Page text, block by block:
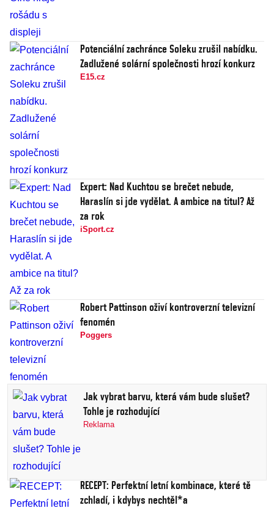
Potenciální zachránce Soleku zrušil nabídku.
Zadlužené solární společnosti hrozí konkurz
E15.cz
Expert: Nad Kuchtou se brečet nebude,
Haraslín si jde vydělat. A ambice na titul? Až
za rok
iSport.cz
Robert Pattinson oživí kontroverzní televizní
fenomén
Poggers
Jak vybrat barvu, která vám bude slušet?
Tohle je rozhodující
Reklama
RECEPT: Perfektní letní kombinace, které tě
zchladí, i kdybys nechtěl*a